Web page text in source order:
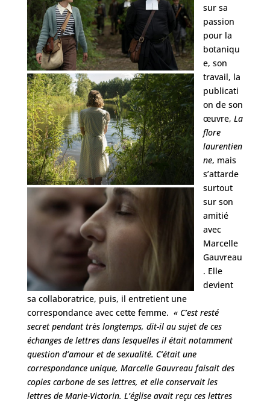
sur sa
passion
pour la
botaniqu
e, son
travail, la
publicati
on de son
œuvre, La
flore
laurentien
ne, mais
s’attarde
surtout
sur son
amitié
avec
Marcelle
Gauvreau
. Elle
devient
sa collaboratrice, puis, il entretient une
correspondance avec cette femme. « C’est resté
secret pendant très longtemps, dit-il au sujet de ces
échanges de lettres dans lesquelles il était notamment
question d’amour et de sexualité. C’était une
correspondance unique, Marcelle Gauvreau faisait des
copies carbone de ses lettres, et elle conservait les
lettres de Marie-Victorin. L’église avait reçu ces lettres